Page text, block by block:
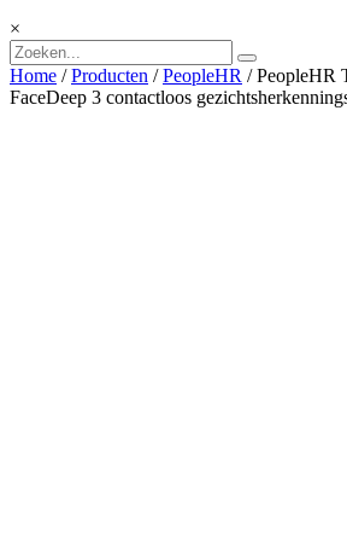
×
Home /Producten /PeopleHR / PeopleHR
FaceDeep 3 contactloos